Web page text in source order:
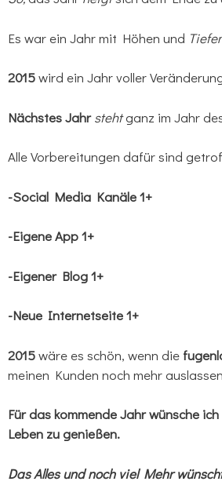
Es war ein Jahr mit Höhen und
2015wird ein Jahr voller
Nächstes Jahr stehtganz im Jahr
Alle Vorbereitungen dafür sind
-Social Media Kanäle 1+
-Eigene App 1+
-Eigener Blog 1+
-Neue Internetseite 1+
2015wäre es schön, wenn die
meinen Kunden noch mehr
Für das kommende Jahr wünsche
Leben zu genießen.
Das Alles und noch viel Mehr